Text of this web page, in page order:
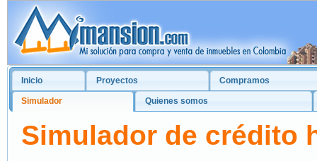
Inicio Proyectos Compramos
Simulador Quienes somos
Simulador de crédito